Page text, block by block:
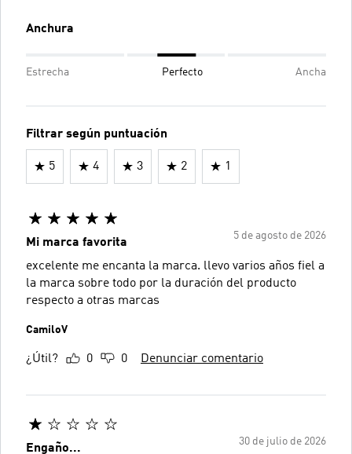
Anchura
Estrecha Perfecto Ancha
Filtrar según puntuación
5 4 3 2 1
5 de agosto de 2026
Mi marca favorita
excelente me encanta la marca. llevo varios años fiel a
la marca sobre todo por la duración del producto
respecto a otras marcas
CamiloV
¿Útil? 0 0 Denunciar comentario
30 de julio de 2026
Engaño...